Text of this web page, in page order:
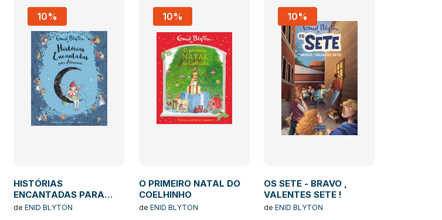
10%
HISTÓRIAS
ENCANTADAS PARA
ADORMECER
de ENID BLYTON
10%
O PRIMEIRO NATAL DO
COELHINHO
de ENID BLYTON
10%
OS SETE - BRAVO ,
VALENTES SETE !
deENID BLYTON